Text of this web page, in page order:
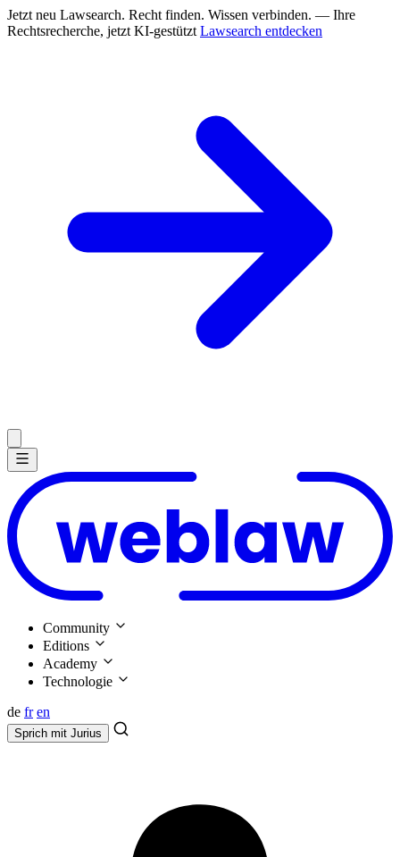
Jetzt neu Lawsearch. Recht finden. Wissen verbinden. — Ihre
Rechtsrecherche, jetzt KI-gestützt Lawsearch entdecken
Community
Editions
Academy
Technologie
de fr en
Sprich mit Jurius